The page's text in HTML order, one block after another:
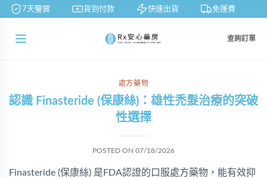
7天鑒賞 貨到付款 快速出貨 免運費
查詢訂單
處方藥物
認識 Finasteride (保康絲)：雄性禿髮治療的突破
性選擇
POSTED ON 07/18/2026
Finasteride (保康絲) 是FDA認證的口服處方藥物，能有效抑